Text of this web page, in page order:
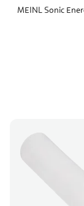
MEINL Sonic